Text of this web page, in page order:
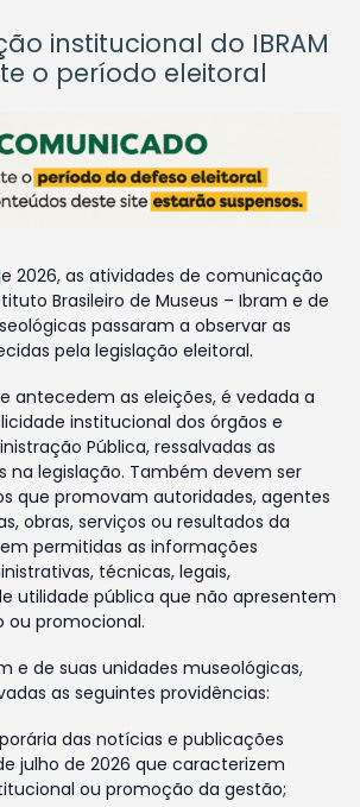
institucional do IBRAM
o período eleitoral
2026, as atividades de comunicação
Brasileiro de Museus – Ibram e de
passaram a observar as
pela legislação eleitoral.
antecedem as eleições, é vedada a
institucional dos órgãos e
Pública, ressalvadas as
na legislação. Também devem ser
que promovam autoridades, agentes
obras, serviços ou resultados da
permitidas as informações
técnicas, legais,
utilidade pública que não apresentem
ou promocional.
e de suas unidades museológicas,
as seguintes providências:
das notícias e publicações
julho de 2026 que caracterizem
ou promoção da gestão;